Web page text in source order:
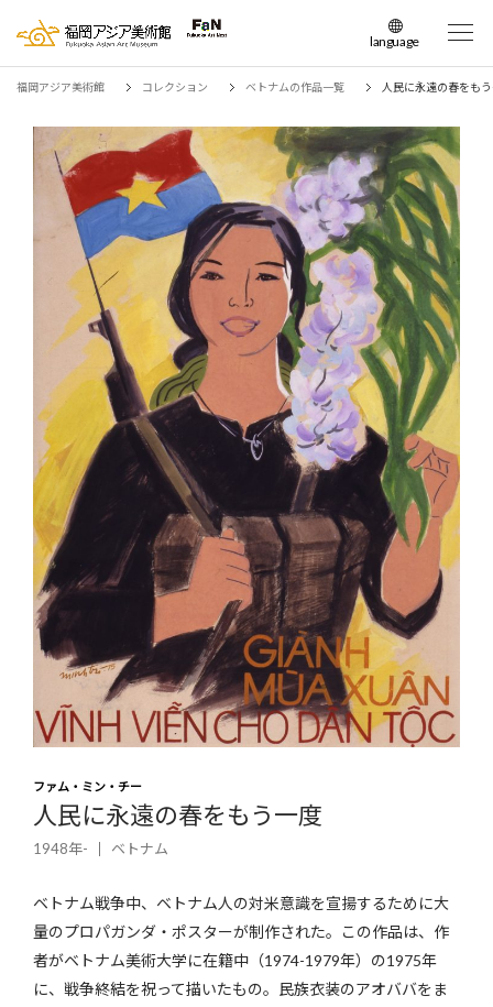
language
日本語
簡体中文
繁体中文
한국어
福岡アジア美術館 コレクション ベトナムの作品一覧 人民に永遠の春をも
ファム・ミン・チー
人民に永遠の春をもう一度
1948年- ベトナム
ベトナム戦争中、ベトナム人の対米意識を宣揚するために大
量のプロパガンダ・ポスターが制作された。この作品は、作
者がベトナム美術大学に在籍中（1974-1979年）の1975年
に、戦争終結を祝って描いたもの。民族衣装のアオババをま